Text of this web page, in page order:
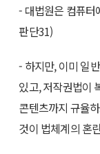
- 대법원은 컴퓨터
판단31)
- 하지만, 이미 일
있고, 저작권법이
콘텐츠까지 규율
것이 법체계의 혼